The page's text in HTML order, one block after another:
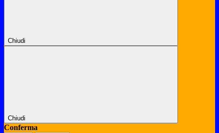
Chiudi
Chiudi
Conferma